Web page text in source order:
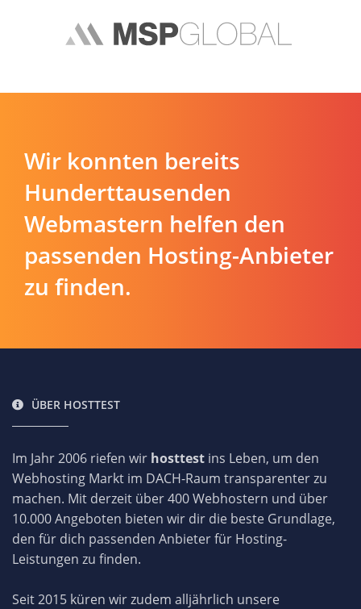
Wir konnten bereits
Hunderttausenden
Webmastern helfen den
passenden Hosting-Anbieter
zu finden.
ÜBER HOSTTEST
Im Jahr 2006 riefen wir hosttest ins Leben, um den
Webhosting Markt im DACH-Raum transparenter zu
machen. Mit derzeit über 400 Webhostern und über
10.000 Angeboten bieten wir dir die beste Grundlage,
den für dich passenden Anbieter für Hosting-
Leistungen zu finden.
Seit 2015 küren wir zudem alljährlich unsere